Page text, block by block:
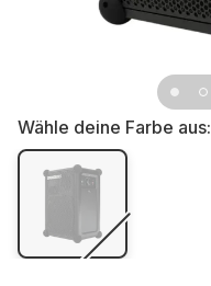
Wähle deine Farbe aus: